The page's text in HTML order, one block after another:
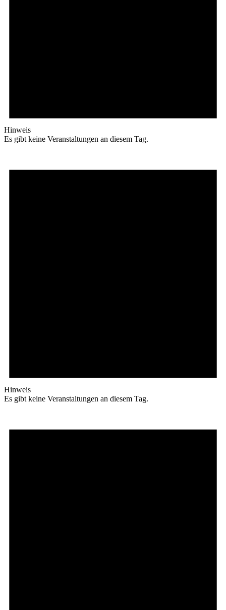
Hinweis
Es gibt keine Veranstaltungen an diesem Tag.
Hinweis
Es gibt keine Veranstaltungen an diesem Tag.